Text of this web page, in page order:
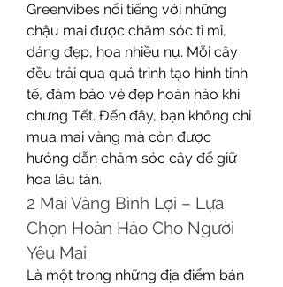
Greenvibes nổi tiếng với những
chậu mai được chăm sóc tỉ mỉ,
dáng đẹp, hoa nhiều nụ. Mỗi cây
đều trải qua quá trình tạo hình tinh
tế, đảm bảo vẻ đẹp hoàn hảo khi
chưng Tết. Đến đây, bạn không chỉ
mua mai vàng mà còn được
hướng dẫn chăm sóc cây để giữ
hoa lâu tàn.
2️ Mai Vàng Bình Lợi – Lựa
Chọn Hoàn Hảo Cho Người
Yêu Mai
Là một trong những địa điểm bán